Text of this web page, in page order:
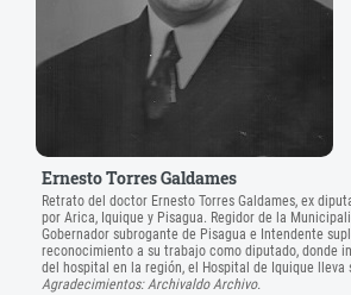
Ernesto Torres Galdames
Retrato del doctor Ernesto Torres Galdames, ex
por Arica, Iquique y Pisagua. Regidor de la
Gobernador subrogante de Pisagua e Intendente
reconocimiento a su trabajo como diputado, donde
del hospital en la región, el Hospital de Iquique lleva
Agradecimientos: Archivaldo Archivo.